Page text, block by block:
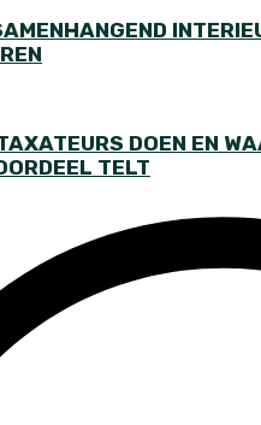
DOEN EN
TELT